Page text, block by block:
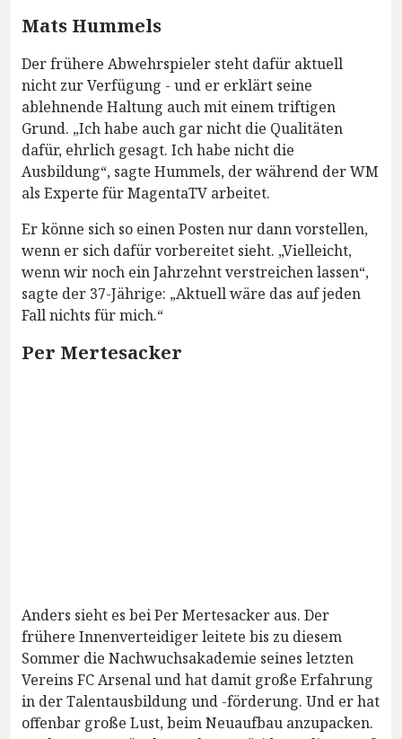
Mats Hummels
Der frühere Abwehrspieler steht dafür aktuell
nicht zur Verfügung - und er erklärt seine
ablehnende Haltung auch mit einem triftigen
Grund. „Ich habe auch gar nicht die Qualitäten
dafür, ehrlich gesagt. Ich habe nicht die
Ausbildung“, sagte Hummels, der während der WM
als Experte für MagentaTV arbeitet.
Er könne sich so einen Posten nur dann vorstellen,
wenn er sich dafür vorbereitet sieht. „Vielleicht,
wenn wir noch ein Jahrzehnt verstreichen lassen“,
sagte der 37-Jährige: „Aktuell wäre das auf jeden
Fall nichts für mich.“
Per Mertesacker
Anders sieht es bei Per Mertesacker aus. Der
frühere Innenverteidiger leitete bis zu diesem
Sommer die Nachwuchsakademie seines letzten
Vereins FC Arsenal und hat damit große Erfahrung
in der Talentausbildung und -förderung. Und er hat
offenbar große Lust, beim Neuaufbau anzupacken.